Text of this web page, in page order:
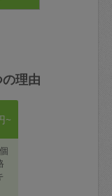
理由
~